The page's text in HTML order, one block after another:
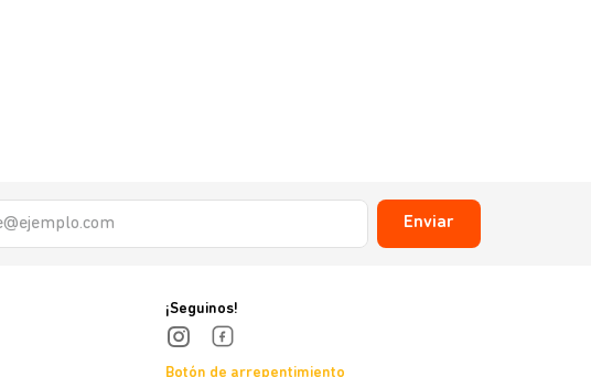
Enviar
¡Seguinos!
Botón de arrepentimiento